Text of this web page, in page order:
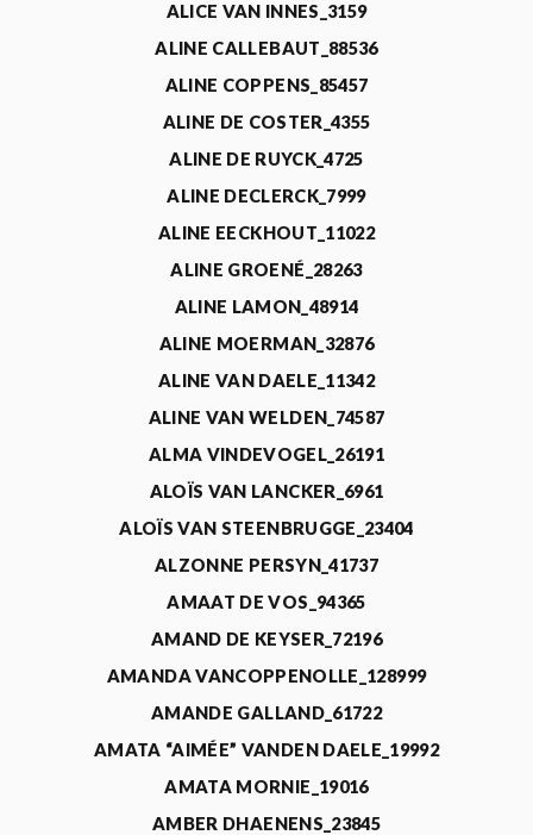
ALICE VAN INNES_3159
ALINE CALLEBAUT_88536
ALINE COPPENS_85457
ALINE DE COSTER_4355
ALINE DE RUYCK_4725
ALINE DECLERCK_7999
ALINE EECKHOUT_11022
ALINE GROENÉ_28263
ALINE LAMON_48914
ALINE MOERMAN_32876
ALINE VAN DAELE_11342
ALINE VAN WELDEN_74587
ALMA VINDEVOGEL_26191
ALOÏS VAN LANCKER_6961
ALOÏS VAN STEENBRUGGE_23404
ALZONNE PERSYN_41737
AMAAT DE VOS_94365
AMAND DE KEYSER_72196
AMANDA VANCOPPENOLLE_128999
AMANDE GALLAND_61722
AMATA “AIMÉE” VANDEN DAELE_19992
AMATA MORNIE_19016
AMBER DHAENENS_23845